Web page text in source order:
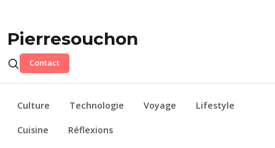
Pierresouchon
Contact
Culture Technologie Voyage Lifestyle
Cuisine Réflexions